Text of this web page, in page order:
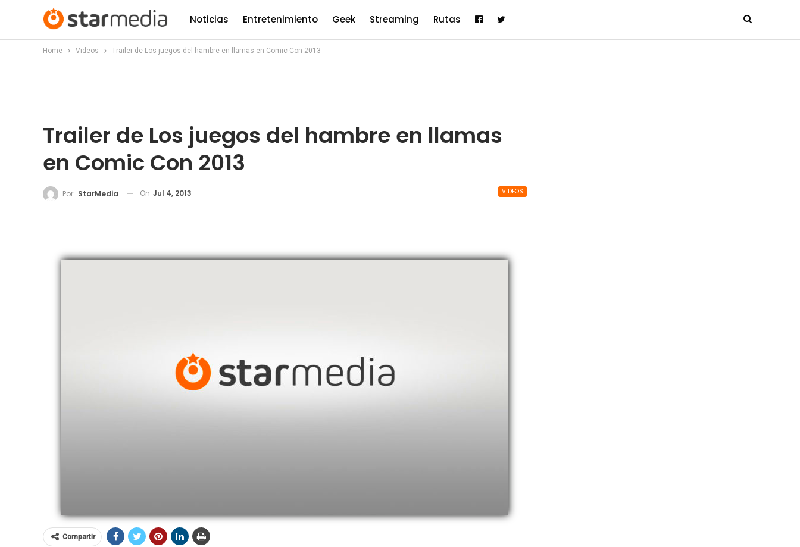
Noticias Entretenimiento Geek Streaming Rutas
Home Videos Trailer de Los juegos del hambre en llamas en Comic Con 2013
Trailer de Los juegos del hambre en llamas
en Comic Con 2013
VIDEOS
Por: StarMedia On Jul 4, 2013
Compartir